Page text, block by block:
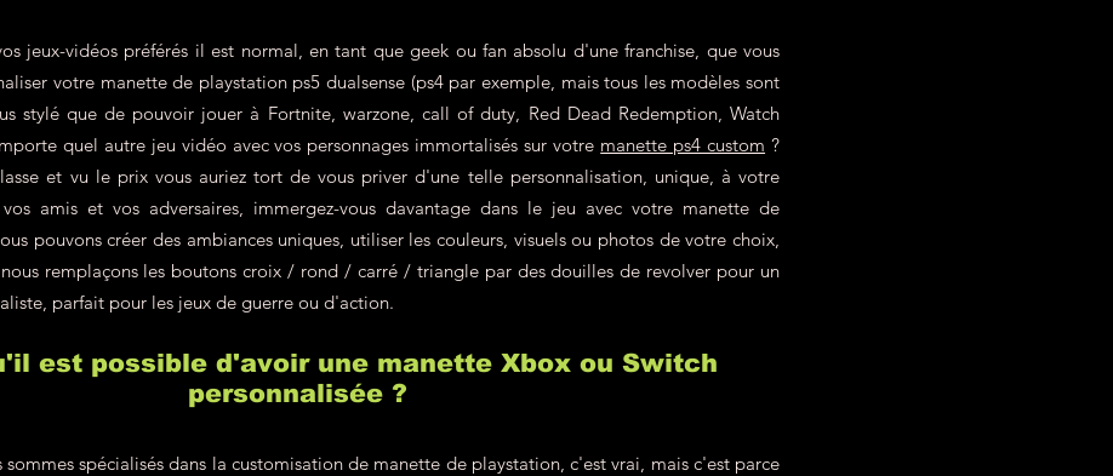
jeux-vidéos préférés il est normal, en tant que geek ou fan absolu d'une franchise, que vous
votre manette de playstation ps5 dualsense (ps4 par exemple, mais tous les modèles sont
stylé que de pouvoir jouer à Fortnite, warzone, call of duty, Red Dead Redemption, Watch
quel autre jeu vidéo avec vos personnages immortalisés sur votre manette ps4 custom ?
et vu le prix vous auriez tort de vous priver d'une telle personnalisation, unique, à votre
vos amis et vos adversaires, immergez-vous davantage dans le jeu avec votre manette de
pouvons créer des ambiances uniques, utiliser les couleurs, visuels ou photos de votre choix,
remplaçons les boutons croix / rond / carré / triangle par des douilles de revolver pour un
parfait pour les jeux de guerre ou d'action.
est possible d'avoir une manette Xbox ou Switch
personnalisée ?
sommes spécialisés dans la customisation de manette de playstation, c'est vrai, mais c'est parce